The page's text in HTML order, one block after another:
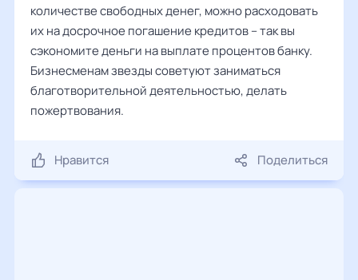
количестве свободных денег, можно расходовать
их на досрочное погашение кредитов – так вы
сэкономите деньги на выплате процентов банку.
Бизнесменам звезды советуют заниматься
благотворительной деятельностью, делать
пожертвования.
Нравится Поделиться